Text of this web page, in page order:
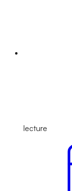
lecture